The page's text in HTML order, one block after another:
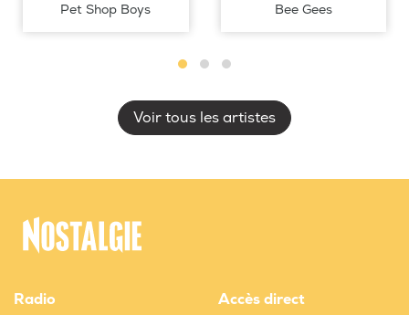
Pet Shop Boys Bee Gees
Voir tous les artistes
Radio Accès direct